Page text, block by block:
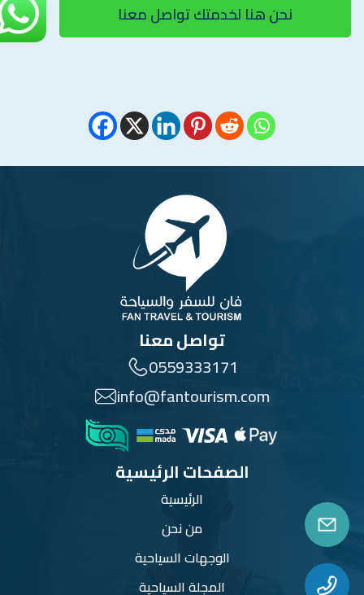
نحن هنا لخدمتك تواصل معنا
تواصل معنا
0559333171
info@fantourism.com
الصفحات الرئيسية
الرئيسية
من نحن
الوجهات السياحية
المجلة السياحية